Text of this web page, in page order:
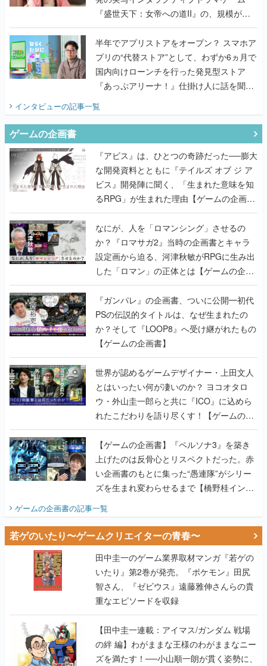
『盛世天下：女帝への道II』の、規模が違
うこだわりをプロデューサーに聞いた
半年でアプリストアをオープン？ スマホア
プリの“代替ストア”として、わずか6ヵ月で
国内向けローンチを行った発見型ストア
『あっぷアリーナ！』仕掛け人に話を聞い
てみた
インタビューの記事一覧
ゲームの企画書
『アビス』は、ひとつの奇跡だった──膨大
な開発資料とともに『テイルズ オブ ジ ア
ビス』開発陣に聞く、「生まれた意味を知
るRPG」が生まれた理由【ゲームの企画
書】
なにが、人を「ロマンシング」させるの
か？『ロマサガ2』当時の企画書とキャラ
設定画から迫る、河津秋敏がRPGに生み出
した「ロマン」の正体とは【ゲームの企画
書】
『ガンパレ』の企画書、ついに公開━初代
PSの伝説的タイトルは、なぜ生まれたの
か？そして『LOOP8』へ受け継がれたもの
【ゲームの企画書】
世界が認めるゲームデザイナー・上田文人
とはいったい何が凄いのか？ ヨコオタロ
ウ・外山圭一郎らと共に『ICO』に込めら
れたこだわりを語り尽くす！【ゲームの企
画書】
【ゲームの企画書】『ペルソナ3』を築き
上げたのは反骨心とリスペクトだった。赤
い企画書のもとに集った“愚連隊”がシリー
ズを生まれ変わらせるまで【橋野桂インタ
ビュー】
ゲームの企画書の記事一覧
若ゲのいたり〜ゲームクリエイターの青春〜
田中圭一のゲーム業界取材マンガ『若ゲの
いたり』第2巻が発売。『ポケモン』田尻
智さん、『ゼビウス』遠藤雅伸さんらの貴
重なエピソードを収録
【田中圭一連載：アイマス/ガンダム 戦場
の絆 編】わがままな王様のわがままなニー
ズを満たす！──小山順一朗が貫く姿勢に、